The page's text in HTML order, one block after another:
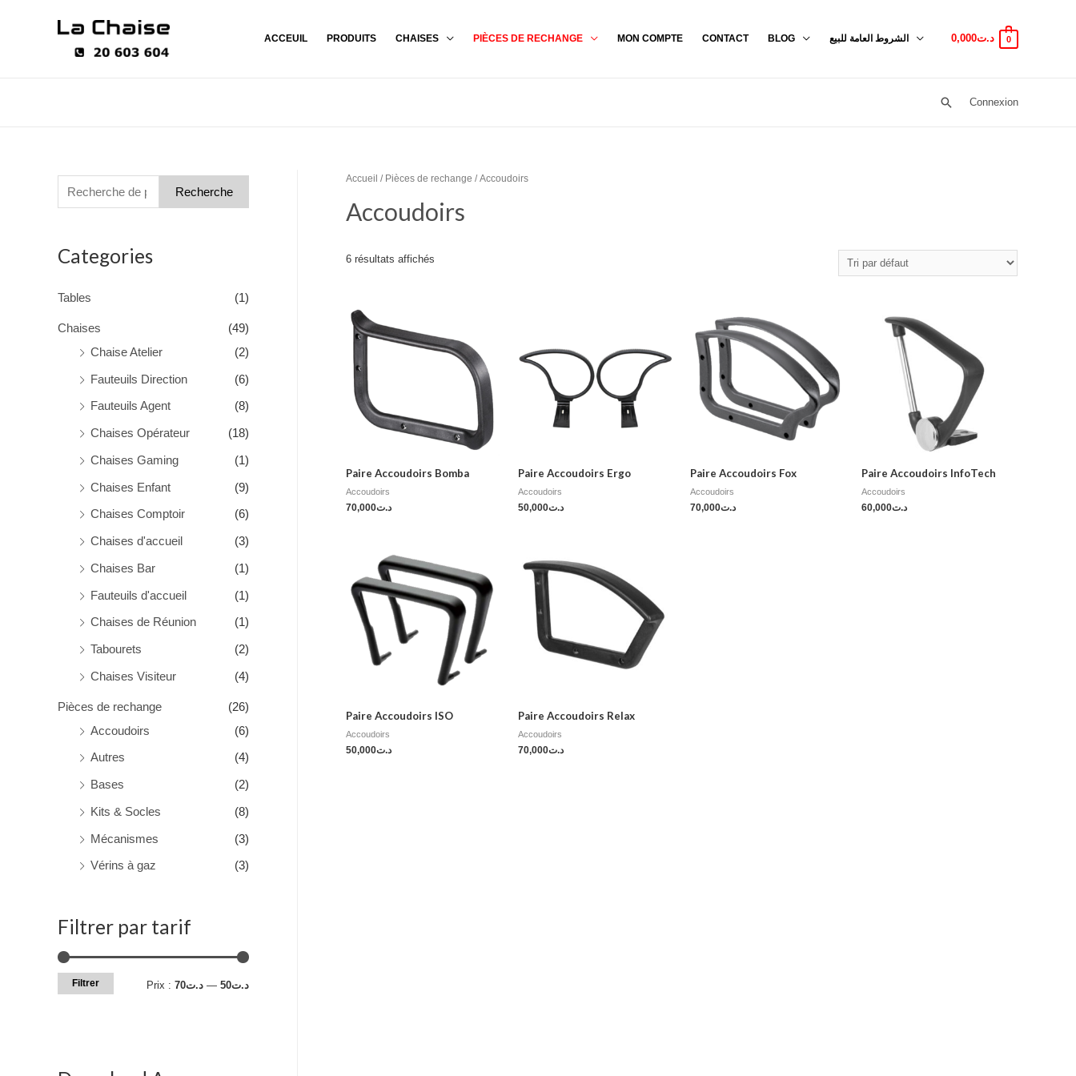
ACCEUIL PRODUITS CHAISES PIÈCES DE RECHANGE MON COMPTE CONTACT BLOG الشروط العامة للبيع د.ت0,000 0
Connexion
Recherche
Categories
Tables (1)
Chaises
(49)
Chaise Atelier
(2)
Fauteuils Direction
(6)
Fauteuils Agent
(8)
Chaises Opérateur
(18)
Chaises Gaming
(1)
Chaises Enfant
(9)
Chaises Comptoir
(6)
Chaises d'accueil
(3)
Chaises Bar
(1)
Fauteuils d'accueil
(1)
Chaises de Réunion
(1)
Tabourets
(2)
Chaises Visiteur
(4)
Pièces de rechange
(26)
Accoudoirs
(6)
Autres
(4)
Bases
(2)
Kits & Socles
(8)
Mécanismes
(3)
Vérins à gaz
(3)
Filtrer par tarif
Filtrer Prix : د.ت50 — د.ت70
Accueil / Pièces de rechange / Accoudoirs
Accoudoirs
6 résultats affichés
Paire Accoudoirs Bomba
Accoudoirs
د.ت70,000
Paire Accoudoirs Ergo
Accoudoirs
د.ت50,000
Paire Accoudoirs Fox
Accoudoirs
د.ت70,000
Paire Accoudoirs InfoTech
Accoudoirs
د.ت60,000
Paire Accoudoirs ISO
Accoudoirs
د.ت50,000
Paire Accoudoirs Relax
Accoudoirs
د.ت70,000